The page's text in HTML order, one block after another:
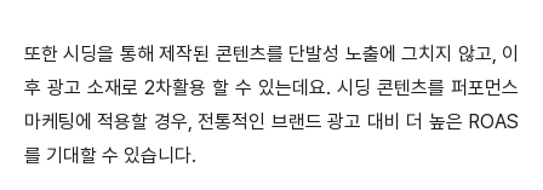
또한 시딩을 통해 제작된 콘텐츠를 단발성 노출에 그치지 않고, 이
후 광고 소재로 2차활용 할 수 있는데요. 시딩 콘텐츠를 퍼포먼스
마케팅에 적용할 경우, 전통적인 브랜드 광고 대비 더 높은 ROAS
를 기대할 수 있습니다.